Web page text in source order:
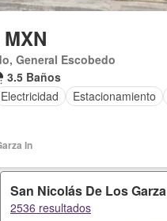
General Escobedo
3.5 Baños
Electricidad Estacionamiento
In
San Nicolás De Los Garza
2536 resultados